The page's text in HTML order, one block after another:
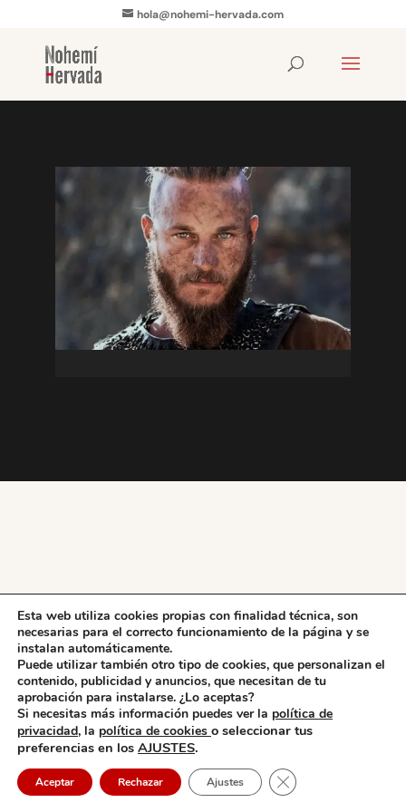
hola@nohemi-hervada.com
Esta web utiliza cookies propias con finalidad técnica, son
necesarias para el correcto funcionamiento de la página y se
instalan automáticamente.
Puede utilizar también otro tipo de cookies, que personalizan el
contenido, publicidad y anuncios, que necesitan de tu
aprobación para instalarse. ¿Lo aceptas?
Si necesitas más información puedes ver la política de
privacidad, la política de cookies o seleccionar tus
preferencias en los AJUSTES.
Aceptar Rechazar Ajustes Cerrar el banner de